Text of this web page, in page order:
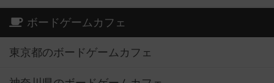
ボードゲームカフェ
東京都のボードゲームカフェ